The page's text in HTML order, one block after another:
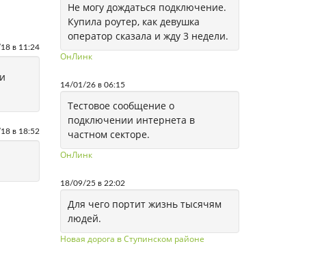
в 11:24
в 18:52
Не могу дождаться подключение.
Купила роутер, как девушка
оператор сказала и жду 3 недели.
ОнЛинк
14/01/26 в 06:15
Тестовое сообщение о
подключении интернета в
частном секторе.
ОнЛинк
18/09/25 в 22:02
Для чего портит жизнь тысячям
людей.
Новая дорога в Ступинском районе